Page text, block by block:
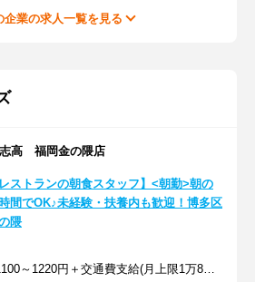
企業の求人一覧を見る
高 福岡金の隈店
レストランの朝食スタッフ】<朝勤>朝の
間でOK♪未経験・扶養内も歓迎！博多区
隈
時給1100～1220円＋交通費支給(月上限1万8900円)